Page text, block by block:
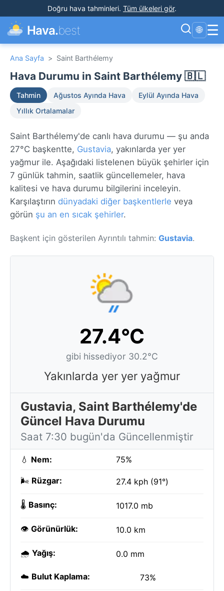
Doğru hava tahminleri. Tüm ülkeleri gör.
Hava.best 🌐 ☰
Ana Sayfa > Saint Barthélemy
Hava Durumu in Saint Barthélemy 🇧🇱
Tahmin Ağustos Ayında Hava
Eylül Ayında Hava
Yıllık Ortalamalar
Saint Barthélemy'de canlı hava durumu — şu anda
27°C başkentte, Gustavia, yakınlarda yer yer
yağmur ile. Aşağıdaki listelenen büyük şehirler için
7 günlük tahmin, saatlik güncellemeler, hava
kalitesi ve hava durumu bilgilerini inceleyin.
Karşılaştırın dünyadaki diğer başkentlerle veya
görün şu an en sıcak şehirler.
Başkent için gösterilen Ayrıntılı tahmin: Gustavia.
27.4°C
gibi hissediyor 30.2°C
Yakınlarda yer yer yağmur
Gustavia, Saint Barthélemy'de
Güncel Hava Durumu
Saat 7:30 bugün'da Güncellenmiştir
💧 Nem: 75%
🌬️ Rüzgar: 27.4 kph (91°)
🌡️ Basınç: 1017.0 mb
👁️ Görünürlük: 10.0 km
🌧️ Yağış: 0.0 mm
☁️ Bulut Kaplama: 73%